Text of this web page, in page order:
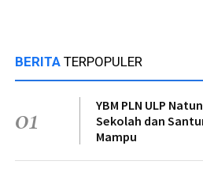
BERITA TERPOPULER
01
YBM PLN ULP
Sekolah dan
Mampu